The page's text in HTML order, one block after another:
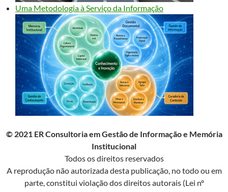
Uma Metodologia à Serviço da Informação
© 2021 ER Consultoria em Gestão de Informação e Memória
Institucional
Todos os direitos reservados
A reprodução não autorizada desta publicação, no todo ou em
parte, constitui violação dos direitos autorais (Lei nº